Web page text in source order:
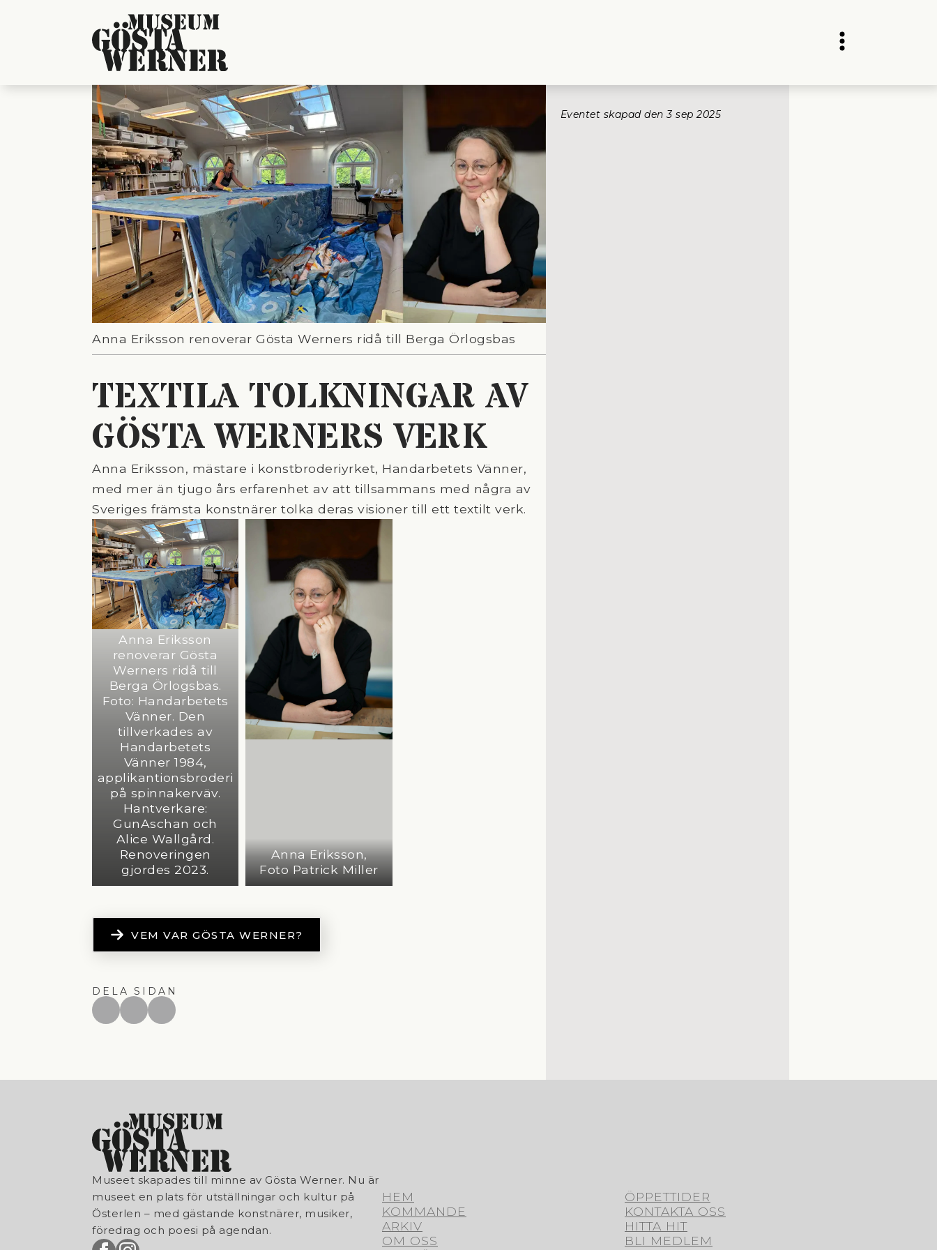
Anna Eriksson renoverar Gösta Werners ridå till Berga Örlogsbas
TEXTILA TOLKNINGAR AV
GÖSTA WERNERS VERK
Anna Eriksson, mästare i konstbroderiyrket, Handarbetets Vänner,
med mer än tjugo års erfarenhet av att tillsammans med några av
Sveriges främsta konstnärer tolka deras visioner till ett textilt verk.
Anna Eriksson
renoverar Gösta
Werners ridå till
Berga Örlogsbas.
Foto: Handarbetets
Vänner. Den
tillverkades av
Handarbetets
Vänner 1984,
applikantionsbroderi
på spinnakerväv.
Hantverkare:
GunAschan och
Alice Wallgård.
Renoveringen
gjordes 2023.
Anna Eriksson,
Foto Patrick Miller
VEM VAR GÖSTA WERNER?
DELA SIDAN
Eventet skapad den 3 sep 2025
Museet skapades till minne av Gösta Werner. Nu är
museet en plats för utställningar och kultur på
Österlen – med gästande konstnärer, musiker,
föredrag och poesi på agendan.
HEM
KOMMANDE
ARKIV
OM OSS
ÖPPETTIDER
KONTAKTA OSS
HITTA HIT
BLI MEDLEM